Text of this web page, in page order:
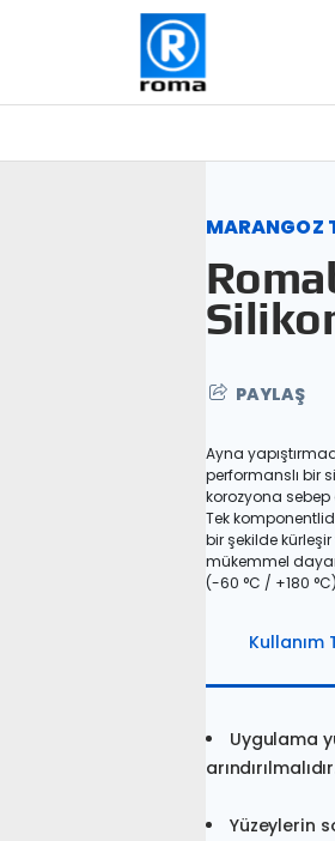
MARANGOZ
PAYLAŞ
Ayna
performanslı bir
korozyona
Tek
bir şekilde kürleşir
mükemmel
(-60 °C / +180
Kullanım
Uygulama
Yüzeylerin